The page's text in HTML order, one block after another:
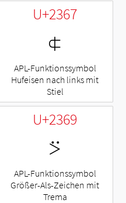
U+2367
⍧
APL-Funktionssymbol
Hufeisen nach links mit
Stiel
U+2369
⍩
APL-Funktionssymbol
Größer-Als-Zeichen mit
Trema